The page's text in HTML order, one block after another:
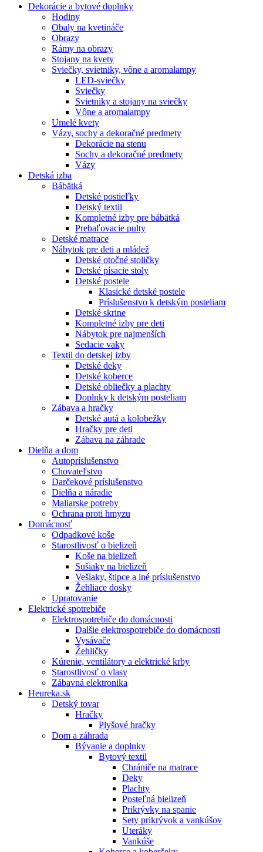
Dekorácie a bytové doplnky
Hodiny
Obaly na kvetináče
Obrazy
Rámy na obrazy
Stojany na kvety
Sviečky, svietniky, vône a aromalampy
LED-sviečky
Sviečky
Svietniky a stojany na sviečky
Vône a aromalampy
Umelé kvety
Vázy, sochy a dekoračné predmety
Dekorácie na stenu
Sochy a dekoračné predmety
Vázy
Detská izba
Bábätká
Detské postieľky
Detský textil
Kompletné izby pre bábätká
Prebaľovacie pulty
Detské matrace
Nábytok pre deti a mládež
Detské otočné stoličky
Detské písacie stoly
Detské postele
Klasické detské postele
Príslušenstvo k detským posteliam
Detské skrine
Kompletné izby pre deti
Nábytok pre najmenších
Sedacie vaky
Textil do detskej izby
Detské deky
Detské koberce
Detské obliečky a plachty
Doplnky k detským posteliam
Zábava a hračky
Detské autá a kolobežky
Hračky pre deti
Zábava na záhrade
Dielňa a dom
Autopríslušenstvo
Chovateľstvo
Darčekové príslušenstvo
Dielňa a náradie
Maliarske potreby
Ochrana proti hmyzu
Domácnosť
Odpadkové koše
Starostlivosť o bielizeň
Koše na bielizeň
Sušiaky na bielizeň
Vešiaky, štipce a iné príslušenstvo
Žehliace dosky
Upratovanie
Elektrické spotrebiče
Elektrospotrebiče do domácnosti
Dalšie elektrospotrebiče do domácnosti
Vysávače
Žehličky
Kúrenie, ventilátory a elektrické krby
Starostlivosť o vlasy
Zábavná elektronika
Heureka.sk
Detský tovar
Hračky
Plyšové hračky
Dom a záhrada
Bývanie a doplnky
Bytový textil
Chrániče na matrace
Deky
Plachty
Posteľná bielizeň
Prikrývky na spanie
Sety prikrývok a vankúšov
Uteráky
Vankúše